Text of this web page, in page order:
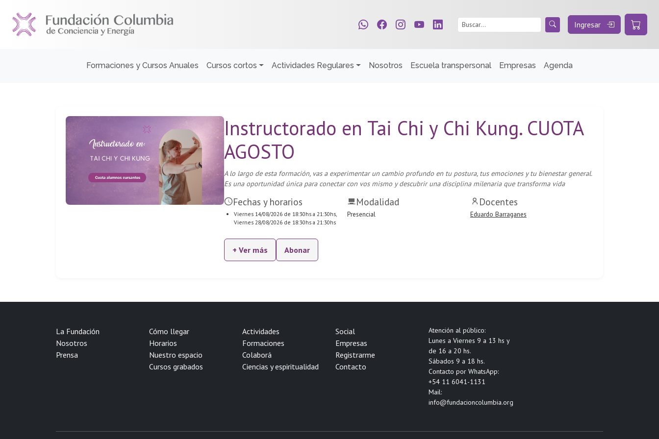
Ingresar
Formaciones y Cursos Anuales Cursos cortos Actividades Regulares Nosotros Escuela transpersonal Empresas Agenda
Instructorado en Tai Chi y Chi Kung. CUOTA
AGOSTO
A lo largo de esta formación, vas a experimentar un cambio profundo en tu postura, tus emociones y tu bienestar general.
Es una oportunidad única para conectar con vos mismo y descubrir una disciplina milenaria que transforma vida
Fechas y horarios
Viernes 14/08/2026 de 18:30hs a 21:30hs,
Viernes 28/08/2026 de 18:30hs a 21:30hs
Modalidad
Presencial
Docentes
Eduardo Barraganes
+ Ver más Abonar
La Fundación
Nosotros
Prensa
Cómo llegar
Horarios
Nuestro espacio
Cursos grabados
Actividades
Formaciones
Colaborá
Ciencias y espiritualidad
Social
Empresas
Registrarme
Contacto
Atención al público:
Lunes a Viernes 9 a 13 hs y
de 16 a 20 hs.
Sábados 9 a 18 hs.
Contacto por WhatsApp:
+54 11 6041-1131
Mail:
info@fundacioncolumbia.org